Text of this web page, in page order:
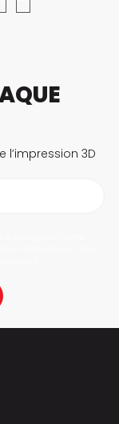
l’impression 3D